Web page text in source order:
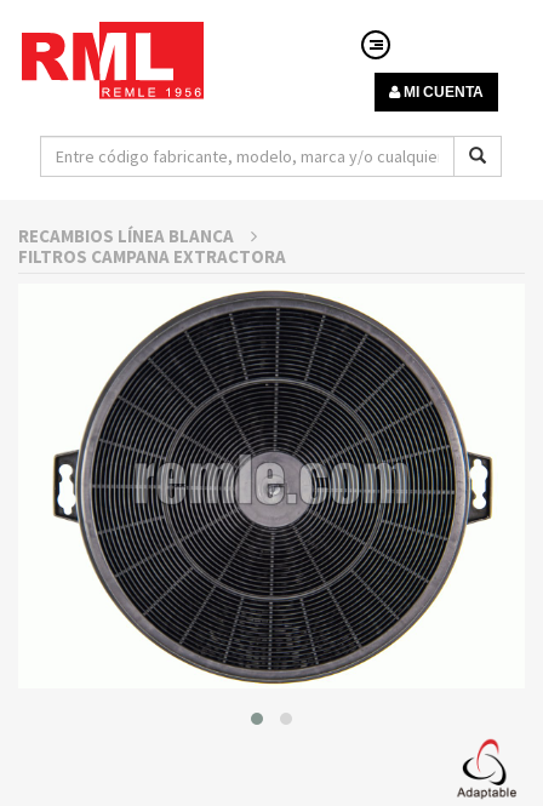
MI CUENTA
RECAMBIOS LÍNEA BLANCA
FILTROS CAMPANA EXTRACTORA